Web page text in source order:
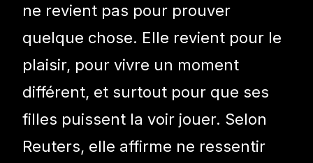
ne revient pas pour prouver
quelque chose. Elle revient pour le
plaisir, pour vivre un moment
différent, et surtout pour que ses
filles puissent la voir jouer. Selon
Reuters, elle affirme ne ressentir